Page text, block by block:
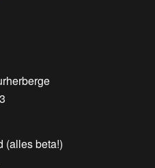
(alles beta!)